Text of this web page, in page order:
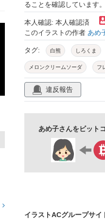
ることを確認しています。
本人確認: 本人確認済
このイラストの作者 あめ
タグ: 白熊 しろくま
メロンクリームソーダ フ
かき氷 ラムネ
暑中お見舞い 淡色
違反報告
あめ子さんをビット
イラストACグループサ